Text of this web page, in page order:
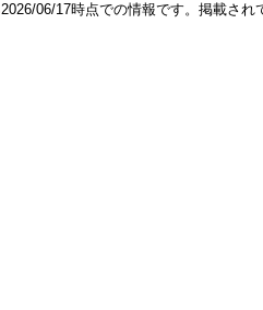
2026/06/17時点での情報です。掲載され